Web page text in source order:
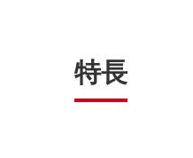
特長